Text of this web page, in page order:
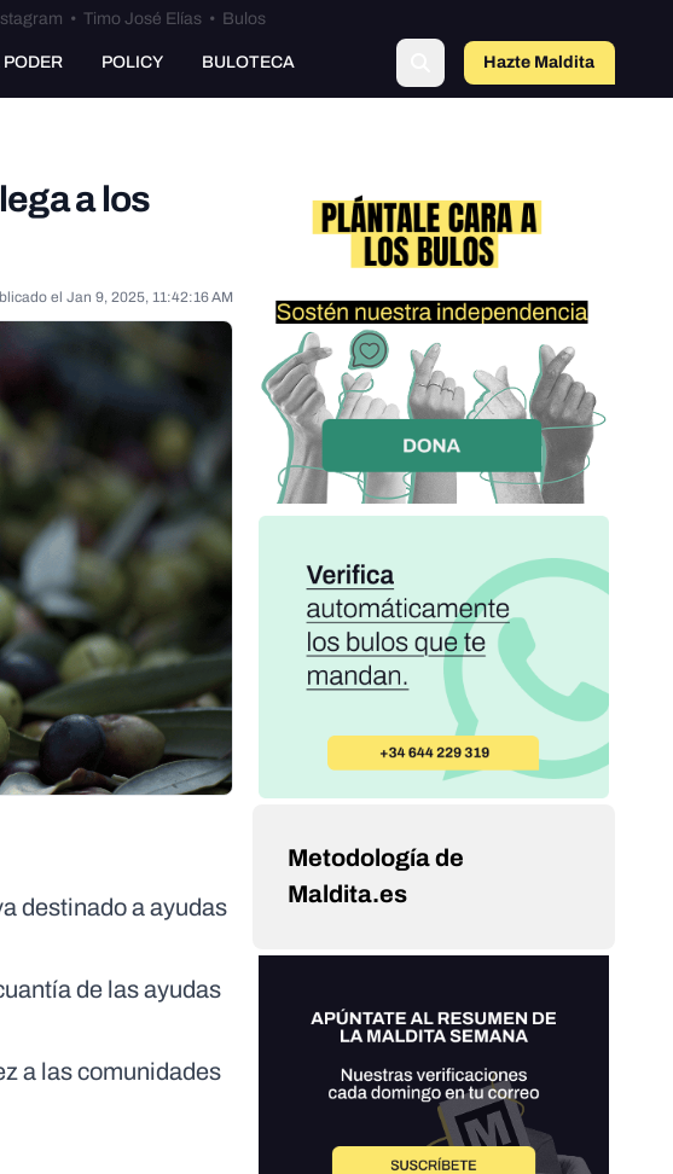
• Timo José Elías• Bulos
POLICY BULOTECA Hazte Maldito
a los
el Jan 9, 2025, 11:42:16 AM
destinado a ayudas
de las ayudas
a las comunidades
Metodología de
Maldita.es